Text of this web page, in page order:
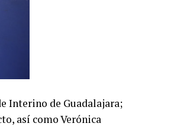
Interino de Guadalajara;
así como Verónica